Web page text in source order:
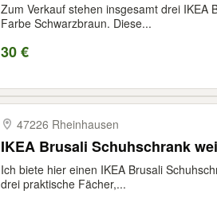
Zum Verkauf stehen insgesamt drei IKEA
Farbe Schwarzbraun. Diese...
30 €
47226 Rheinhausen
IKEA Brusali Schuhschrank
Ich biete hier einen IKEA Brusali
drei praktische Fächer,...